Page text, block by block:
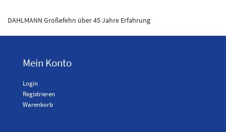
DAHLMANN Großefehn über 45 Jahre Erfahrung
Mein Konto
Login
Registrieren
Warenkorb